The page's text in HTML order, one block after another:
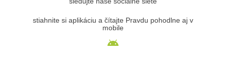
stiahnite si aplikáciu a čítajte Pravdu pohodlne aj v
mobile